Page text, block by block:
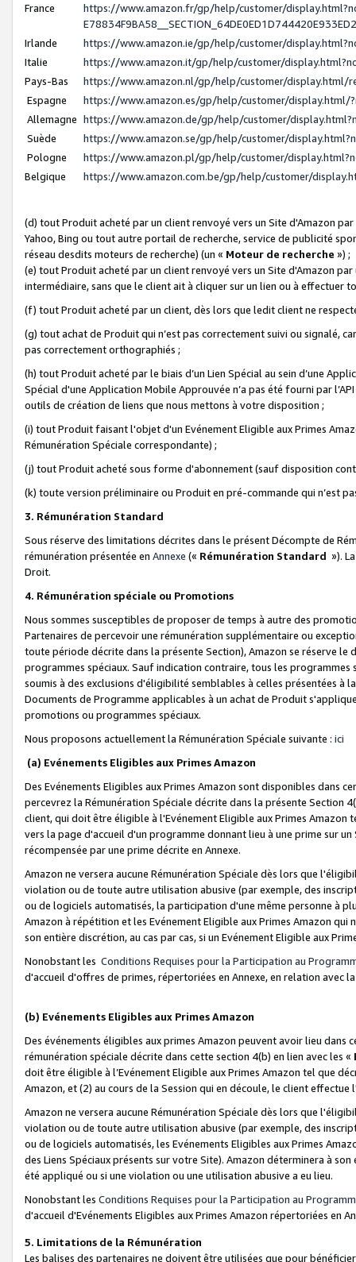
France
https://www.amazon.fr/gp/help/customer/
Irlande
https://www.amazon.ie/gp/help/customer/
Italie
https://www.amazon.it/gp/help/customer/
Pays-Bas
https://www.amazon.nl/gp/help/customer/display.html/
Espagne
https://www.amazon.es/gp/help/customer/display.html/
Allemagne https://www.amazon.de/gp/help/customer/
Suède
https://www.amazon.se/gp/help/customer/
Pologne
https://www.amazon.pl/gp/help/customer/
Belgique
https://www.amazon.com.be/gp/help/customer/
(d) tout Produit acheté par un client renvoyé vers un Site d'Amazon
Yahoo, Bing ou tout autre portail de recherche, service de publicité
réseau desdits moteurs de recherche) (un « Moteur de recherche ») ;
(e) tout Produit acheté par un client renvoyé vers un Site d'Amazon
intermédiaire, sans que le client ait à cliquer sur un lien ou à
(f) tout Produit acheté par un client, dès lors que ledit client ne
(g) tout achat de Produit qui n’est pas correctement suivi ou signalé,
pas correctement orthographiés ;
(h) tout Produit acheté par le biais d’un Lien Spécial au sein d’une
Spécial d'une Application Mobile Approuvée n’a pas été fourni par
outils de création de liens que nous mettons à votre disposition ;
(i) tout Produit faisant l'objet d'un Evénement Eligible aux Primes
Rémunération Spéciale correspondante) ;
(j) tout Produit acheté sous forme d'abonnement (sauf disposition
(k) toute version préliminaire ou Produit en pré-commande qui n’est
3. Rémunération Standard
Sous réserve des limitations décrites dans le présent Décompte de
rémunération présentée en Annexe (« Rémunération Standard »).
Droit.
4. Rémunération spéciale ou Promotions
Nous sommes susceptibles de proposer de temps à autre des
Partenaires de percevoir une rémunération supplémentaire ou
toute période décrite dans la présente Section), Amazon se réserve
programmes spéciaux. Sauf indication contraire, tous les
soumis à des exclusions d'éligibilité semblables à celles présentées à
Documents de Programme applicables à un achat de Produit
promotions ou programmes spéciaux.
Nous proposons actuellement la Rémunération Spéciale suivante : ici
(a) Evénements Eligibles aux Primes Amazon
Des Evénements Eligibles aux Primes Amazon sont disponibles dans
percevrez la Rémunération Spéciale décrite dans la présente Section
client, qui doit être éligible à l'Evénement Eligible aux Primes Amazon
vers la page d'accueil d'un programme donnant lieu à une prime sur
récompensée par une prime décrite en Annexe.
Amazon ne versera aucune Rémunération Spéciale dès lors que
violation ou de toute autre utilisation abusive (par exemple, des
ou de logiciels automatisés, la participation d'une même personne à
Amazon à répétition et les Evénement Eligible aux Primes Amazon qui
son entière discrétion, au cas par cas, si un Evénement Eligible aux
Nonobstant les Conditions Requises pour la Participation au
d'accueil d'offres de primes, répertoriées en Annexe, en relation avec
(b) Evénements Eligibles aux Primes Amazon
Des événements éligibles aux primes Amazon peuvent avoir lieu dans
rémunération spéciale décrite dans cette section 4(b) en lien avec les «
doit être éligible à l’Evénement Eligible aux Primes Amazon tel que
Amazon, et (2) au cours de la Session qui en découle, le client
Amazon ne versera aucune Rémunération Spéciale dès lors que
violation ou de toute autre utilisation abusive (par exemple, des
ou de logiciels automatisés, les Evénements Eligibles aux Primes
des Liens Spéciaux présents sur votre Site). Amazon déterminera à
été appliqué ou si une violation ou une utilisation abusive a eu lieu.
Nonobstant les Conditions Requises pour la Participation au
d'accueil d'Evénements Eligibles aux Primes Amazon répertoriées en
5. Limitations de la Rémunération
Les balises des partenaires ne doivent être utilisées que pour